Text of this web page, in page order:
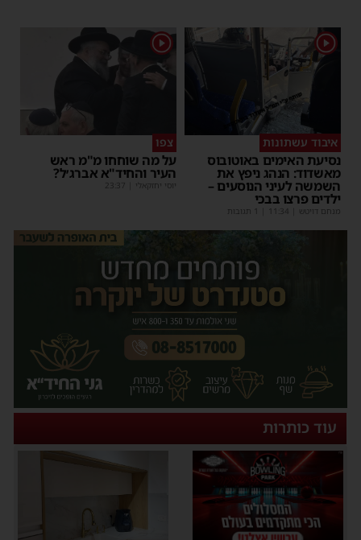
1
איבוד עשתונות
נסיעת האימים באוטובוס
מאשדוד: הנהג ניפץ את
השמשה לעיני הנוסעים –
ילדים פרצו בבכי
מנחם דויטש 11:34
1
צפו
על מה שוחחו מ"מ ראש
העיר והחיד"א אברג׳ל?
יוסי יחזקאלי 23:37
עוד כותרות